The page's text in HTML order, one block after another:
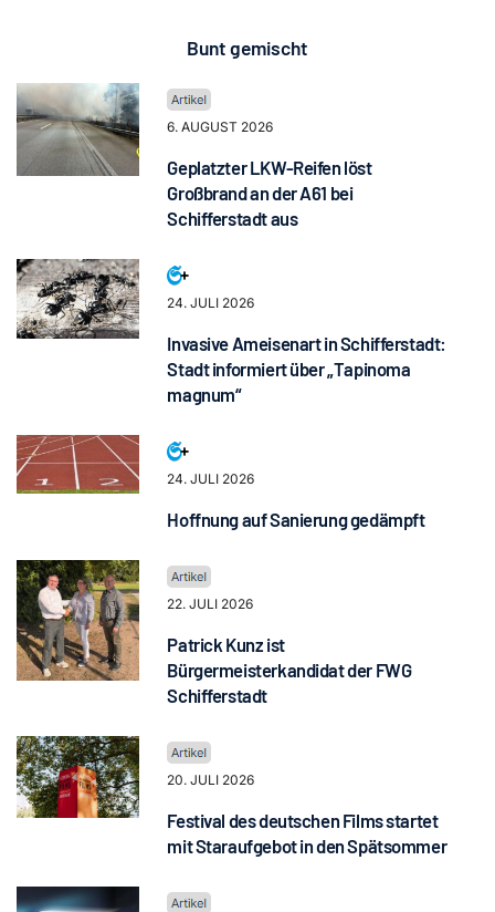
Bunt gemischt
6. AUGUST 2026
Geplatzter LKW-Reifen löst
Großbrand an der A61 bei
Schifferstadt aus
24. JULI 2026
Invasive Ameisenart in Schifferstadt:
Stadt informiert über „Tapinoma
magnum“
24. JULI 2026
Hoffnung auf Sanierung gedämpft
22. JULI 2026
Patrick Kunz ist
Bürgermeisterkandidat der FWG
Schifferstadt
20. JULI 2026
Festival des deutschen Films startet
mit Staraufgebot in den Spätsommer